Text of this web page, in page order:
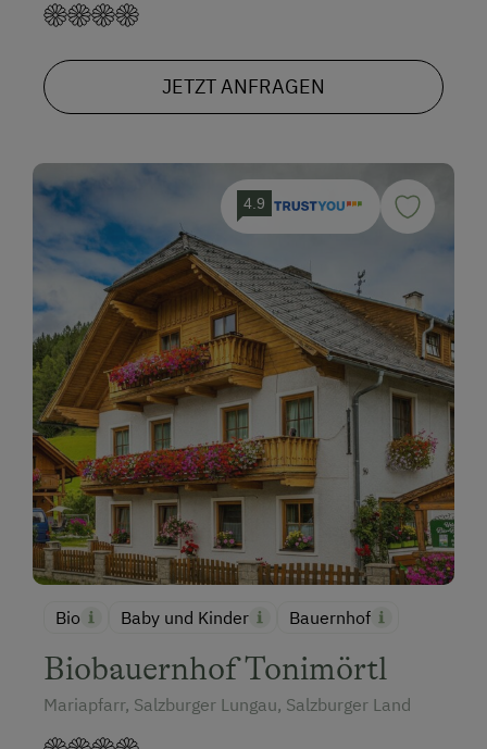
JETZT ANFRAGEN
4.9
Bio Baby und Kinder Bauernhof
Biobauernhof Tonimörtl
Mariapfarr, Salzburger Lungau, Salzburger Land